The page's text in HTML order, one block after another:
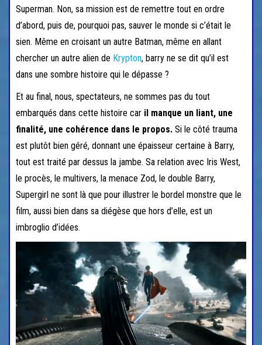
Superman. Non, sa mission est de remettre tout en ordre
d’abord, puis de, pourquoi pas, sauver le monde si c’était le
sien. Même en croisant un autre Batman, même en allant
chercher un autre alien de Krypton, barry ne se dit qu’il est
dans une sombre histoire qui le dépasse ?
Et au final, nous, spectateurs, ne sommes pas du tout
embarqués dans cette histoire car il manque un liant, une
finalité, une cohérence dans le propos. Si le côté trauma
est plutôt bien géré, donnant une épaisseur certaine à Barry,
tout est traité par dessus la jambe. Sa relation avec Iris West,
le procès, le multivers, la menace Zod, le double Barry,
Supergirl ne sont là que pour illustrer le bordel monstre que le
film, aussi bien dans sa diégèse que hors d’elle, est un
imbroglio d’idées.